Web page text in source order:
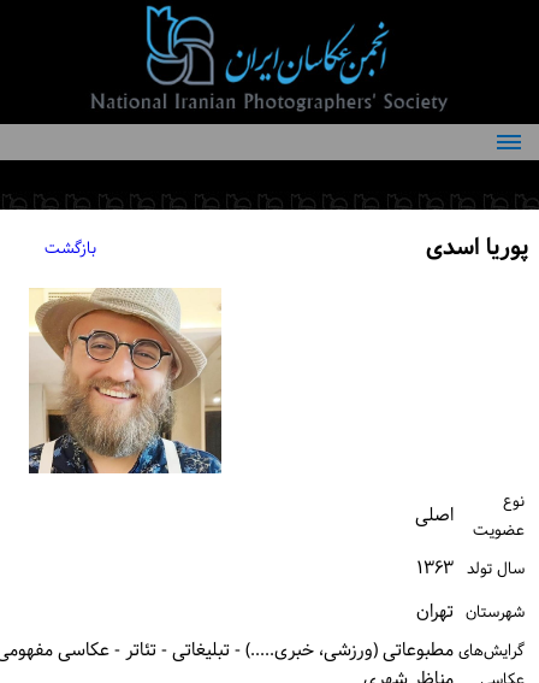
درباره انجمن
انجمن
اعضاء انجمن
تماس با ما
/ ثبت‌نام
خرید کتاب
خبری.....) - تبلیغاتی - تئاتر - عکاسی مفهومی - طبیعت - معماری -